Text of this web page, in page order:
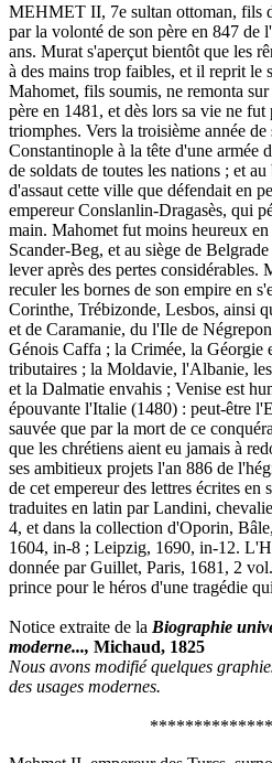
MEHMET II, 7e sultan ottoman, fils
par la volonté de son père en 847 de
ans. Murat s'aperçut bientôt que les
à des mains trop faibles, et il reprit le
Mahomet, fils soumis, ne remonta
père en 1481, et dès lors sa vie ne
triomphes. Vers la troisième année
Constantinople à la tête d'une armée
de soldats de toutes les nations ; et
d'assaut cette ville que défendait en
empereur Conslanlin-Dragasès, qui
main. Mahomet fut moins heureux
Scander-Beg, et au siège de
lever après des pertes considérables.
reculer les bornes de son empire en
Corinthe, Trébizonde, Lesbos, ainsi
et de Caramanie, du l'Ile de
Génois Caffa ; la Crimée, la Géorgie
tributaires ; la Moldavie, l'Albanie,
et la Dalmatie envahis ; Venise est
épouvante l'Italie (1480) : peut-être
sauvée que par la mort de ce
que les chrétiens aient eu jamais à
ses ambitieux projets l'an 886 de
de cet empereur des lettres écrites en
traduites en latin par Landini,
4, et dans la collection d'Oporin,
1604, in-8 ; Leipzig, 1690, in-12.
donnée par Guillet, Paris, 1681, 2
prince pour le héros d'une tragédie
Notice extraite de la Biographie
moderne..., Michaud, 1825
Nous avons modifié quelques
des usages modernes.